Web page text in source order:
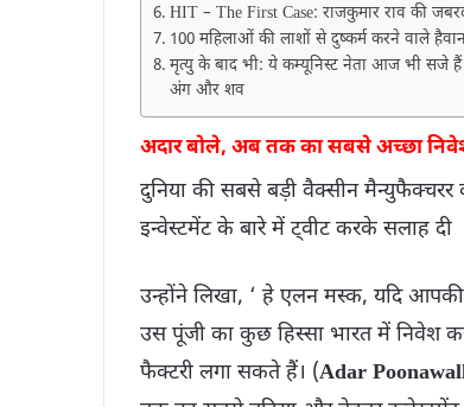
HIT – The First Case: राजकुमार राव की
100 महिलाओं की लाशों से दुष्कर्म करने वाले
मृत्यु के बाद भी: ये कम्यूनिस्ट नेता आज भी सजे हैं
अंग और शव
अदार बोले, अब तक का सबसे अच्छा
दुनिया की सबसे बड़ी वैक्सीन
इन्वेस्टमेंट के बारे में ट्वीट करके सलाह दी
उन्होंने लिखा, ‘ हे एलन मस्क, यदि
उस पूंजी का कुछ हिस्सा भारत में निवेश
फैक्टरी लगा सकते हैं। (Adar